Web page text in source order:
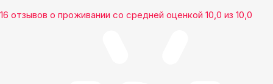
16 отзывов о проживании со средней оценкой 10,0 из 10,0